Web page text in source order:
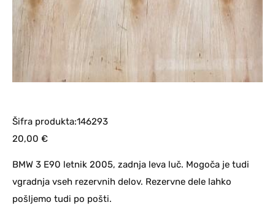
Šifra produkta:146293
20,00 €
BMW 3 E90 letnik 2005, zadnja leva luč. Mogoča je tudi
vgradnja vseh rezervnih delov. Rezervne dele lahko
pošljemo tudi po pošti.